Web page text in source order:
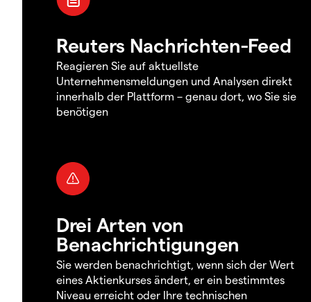
Reuters Nachrichten-Feed
Reagieren Sie auf aktuellste
Unternehmensmeldungen und Analysen direkt
innerhalb der Plattform – genau dort, wo Sie sie
benötigen
Drei Arten von
Benachrichtigungen
Sie werden benachrichtigt, wenn sich der Wert
eines Aktienkurses ändert, er ein bestimmtes
Niveau erreicht oder Ihre technischen